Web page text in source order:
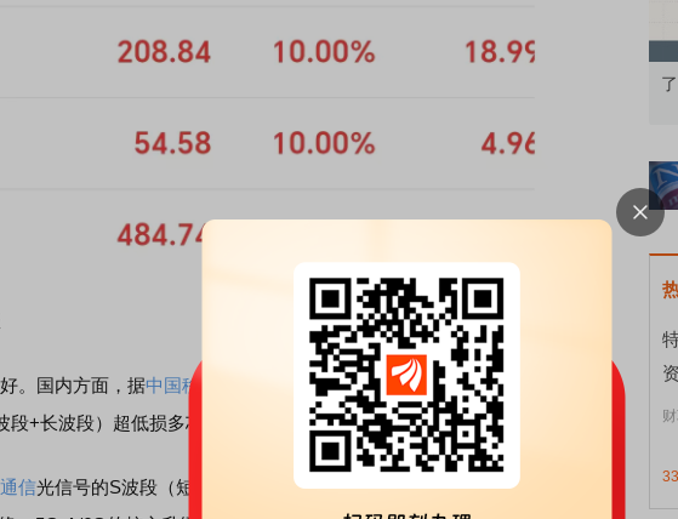
。国内方面，据中国移动
官微消息，近日，全球首条S+C+L三
段+长波段）超低损多芯光缆线路在山东青岛正式建成开通。
通信光信号的S波段（短波段）+C波段（常规通信波段）+L波段（长波